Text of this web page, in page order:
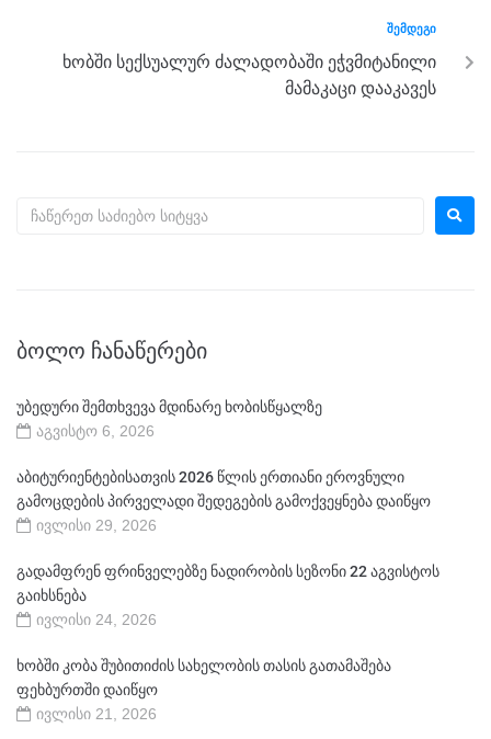
ᲨᲔᲛᲓᲔᲒᲘ
ხობში სექსუალურ ძალადობაში ეჭვმიტანილი
მამაკაცი დააკავეს
ᲑᲝᲚᲝ ᲩᲐᲜᲐᲬᲔᲠᲔᲑᲘ
უბედური შემთხვევა მდინარე ხობისწყალზე
აგვისტო 6, 2026
აბიტურიენტებისათვის 2026 წლის ერთიანი ეროვნული
გამოცდების პირველადი შედეგების გამოქვეყნება დაიწყო
ივლისი 29, 2026
გადამფრენ ფრინველებზე ნადირობის სეზონი 22 აგვისტოს
გაიხსნება
ივლისი 24, 2026
ხობში კობა შუბითიძის სახელობის თასის გათამაშება
ფეხბურთში დაიწყო
ივლისი 21, 2026